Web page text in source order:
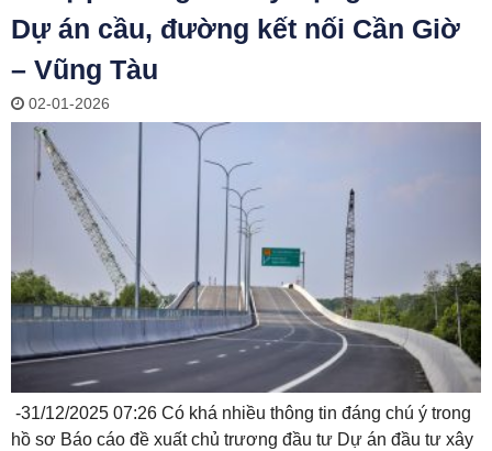
Dự án cầu, đường kết nối Cần Giờ
– Vũng Tàu
02-01-2026
-31/12/2025 07:26 Có khá nhiều thông tin đáng chú ý trong
hồ sơ Báo cáo đề xuất chủ trương đầu tư Dự án đầu tư xây